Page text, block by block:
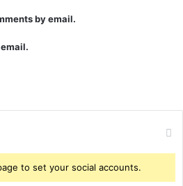
by email.
to set your social accounts.